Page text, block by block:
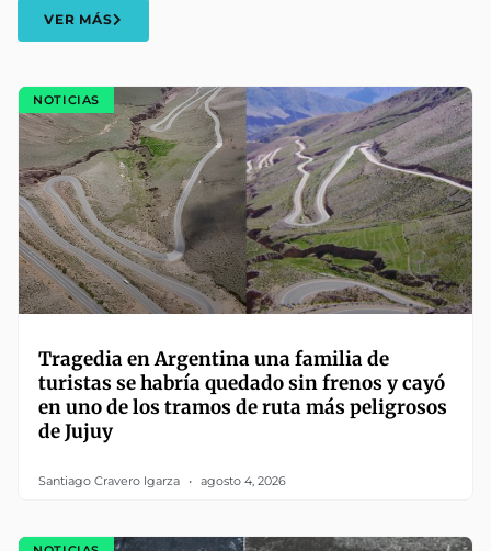
VER MÁS
NOTICIAS
Tragedia en Argentina una familia de
turistas se habría quedado sin frenos y cayó
en uno de los tramos de ruta más peligrosos
de Jujuy
Santiago Cravero Igarza agosto 4, 2026